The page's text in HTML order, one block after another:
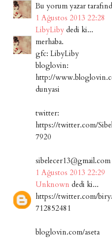
Bu yorum yazar
1 Ağustos 2013 22:28
LibyLibydedi ki...
merhaba.
gfc: LibyLiby
bloglovin:
http://
dunyasi
twitter:
https://twitter.com/
7920
sibelecer13@gmail.com
1 Ağustos 2013 22:29
Unknown dedi ki...
https://twitter.com/
712852481
bloglovin.com/aseta